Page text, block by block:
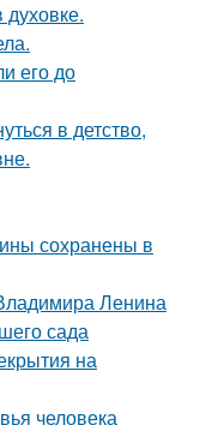
его до
в детство,
сохранены в
Ленина
сада
на
человека